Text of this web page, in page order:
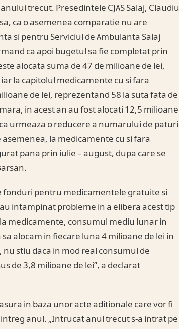
trecut. Presedintele CJAS Salaj, Claudiu
ca o asemenea comparatie nu are
si pentru Serviciul de Ambulanta Salaj
ca apoi bugetul sa fie completat prin
alocata suma de 47 de milioane de lei,
la capitolul medicamente cu si fara
de lei, reprezentand 58 la suta fata de
in acest an au fost alocati 12,5 milioane
urmeaza o reducere a numarului de paturi
asemenea, la medicamente cu si fara
pana prin iulie – august, dupa care se
fonduri pentru medicamentele gratuite si
intampinat probleme in a elibera acest tip
medicamente, consumul mediu lunar in
alocam in fiecare luna 4 milioane de lei in
stiu daca in mod real consumul de
de 3,8 milioane de lei”, a declarat
in baza unor acte aditionale care vor fi
anul. „Intrucat anul trecut s-a intrat pe